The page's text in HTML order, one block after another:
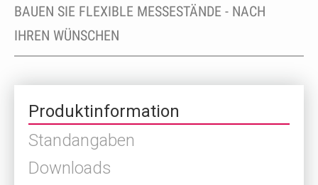
BAUEN SIE FLEXIBLE MESSESTÄNDE - NACH
IHREN WÜNSCHEN
Produktinformation
Standangaben
Downloads